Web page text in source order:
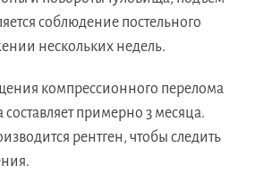
соблюдение постельного
нескольких недель.
компрессионного перелома
составляет примерно 3 месяца.
рентген, чтобы следить